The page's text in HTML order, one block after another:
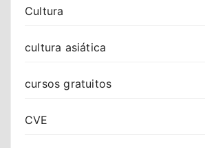
Cultura
cultura asiática
cursos gratuitos
CVE